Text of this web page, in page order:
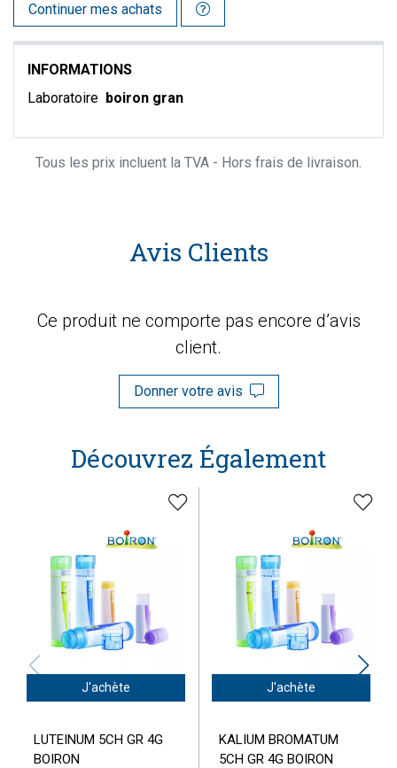
Continuer mes achats
INFORMATIONS
Laboratoire boiron gran
Tous les prix incluent la TVA - Hors frais de livraison.
Avis Clients
Ce produit ne comporte pas encore d’avis
client.
Donner votre avis
Découvrez Également
J'achète
LUTEINUM 5CH GR 4G
BOIRON
J'achète
KALIUM BROMATUM
5CH GR 4G BOIRON